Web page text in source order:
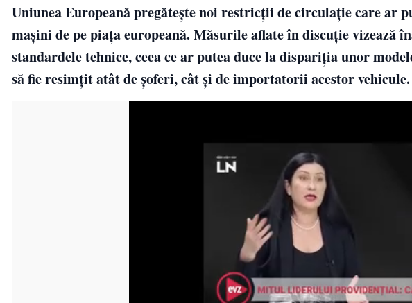
Uniunea Europeană pregătește noi restricții de circulație care ar
mașini de pe piața europeană. Măsurile aflate în discuție
standardele tehnice, ceea ce ar putea duce la dispariția unor
să fie resimțit atât de șoferi, cât și de importatorii acestor vehicule.